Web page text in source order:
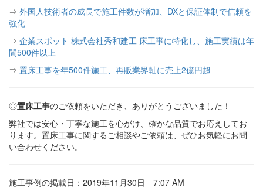
⇒ 外国人技術者の成長で施工件数が増加、DXと保証体制で信頼を
強化
⇒ 企業スポット 株式会社秀和建工 床工事に特化し、施工実績は年
間500件以上
⇒ 置床工事を年500件施工、再販業界軸に売上2億円超
◎置床工事のご依頼をいただき、ありがとうございました！
弊社では安心・丁寧な施工を心がけ、確かな品質でお応えしてお
ります。置床工事に関するご相談やご依頼は、ぜひお気軽にお問
い合わせください。
施工事例の掲載日：2019年11月30日 7:07 AM